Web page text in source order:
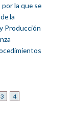
la que se
la
Producción
3 4